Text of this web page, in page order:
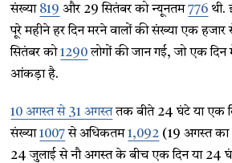
संख्या 819 और 29 सितंबर को न्यूनतम776 थी.
पूरे महीने हर दिन मरने वालों की संख्या एक
सितंबर को1290लोगों की जान गई, जो एक दिन
आंकड़ा है.
10 अगस्त से 31 अगस्ततक बीते 24 घंटे या एक
संख्या1007से अधिकतम1,092 (19 अगस्त
24 जुलाई से नौ अगस्त के बीच एक दिन या 24